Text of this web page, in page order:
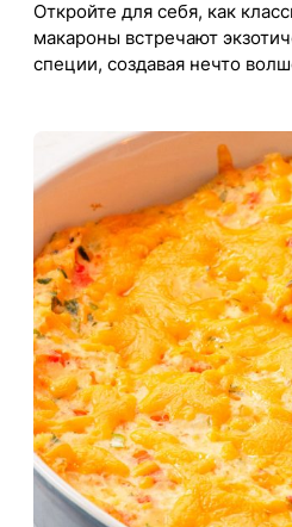
Откройте для себя, как
макароны встречают
специи, создавая нечто